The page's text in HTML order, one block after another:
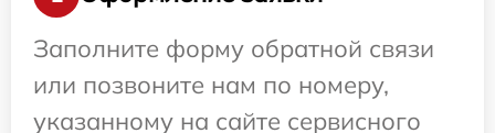
Заполните форму обратной связи
или позвоните нам по номеру,
указанному на сайте сервисного